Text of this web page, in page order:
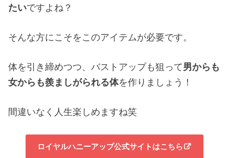
たいですよね？
そんな方にこそをこのアイテムが必要です。
体を引き締めつつ、バストアップも狙って男からも
女からも羨ましがられる体を作りましょう！
間違いなく人生楽しめますね笑
ロイヤルハニーアップ公式サイトはこちら